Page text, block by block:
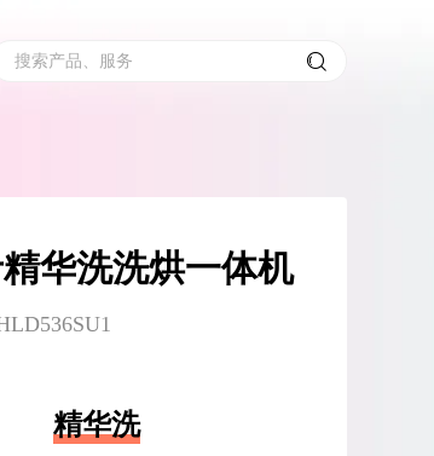
搜索产品、服务
华洗洗烘一体机
精华洗